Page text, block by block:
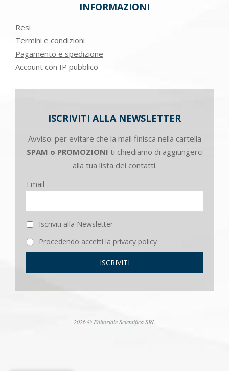
INFORMAZIONI
Resi
Termini e condizioni
Pagamento e spedizione
Account con IP pubblico
ISCRIVITI ALLA NEWSLETTER
Avviso: per evitare che la mail finisca nella cartella
SPAM o PROMOZIONI ti chiediamo di aggiungerci
alla tua lista dei contatti.
Email
Iscriviti alla Newsletter
Procedendo accetti la privacy policy
2026 © Editoriale Scientifica SRL